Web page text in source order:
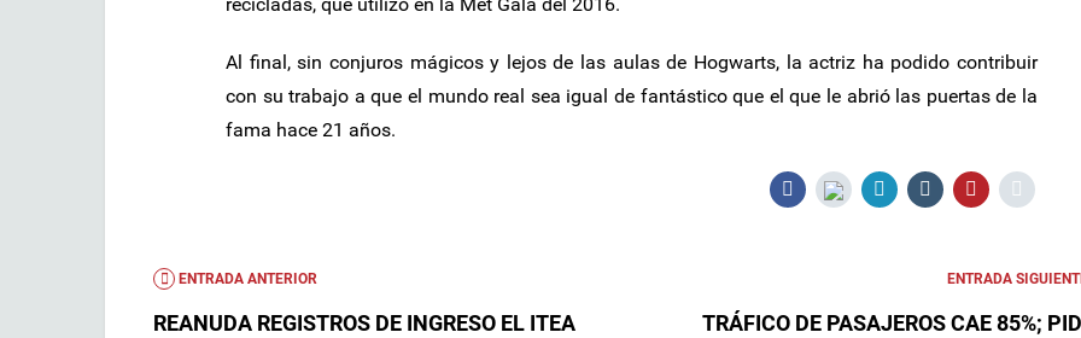
Al final, sin conjuros mágicos y lejos de las aulas de Hogwarts, la actriz ha podido contribuir
con su trabajo a que el mundo real sea igual de fantástico que el que le abrió las puertas de la
fama hace 21 años.
ENTRADA ANTERIOR
REANUDA REGISTROS DE INGRESO EL ITEA
ENTRADA
TRÁFICO DE PASAJEROS CAE 85%;